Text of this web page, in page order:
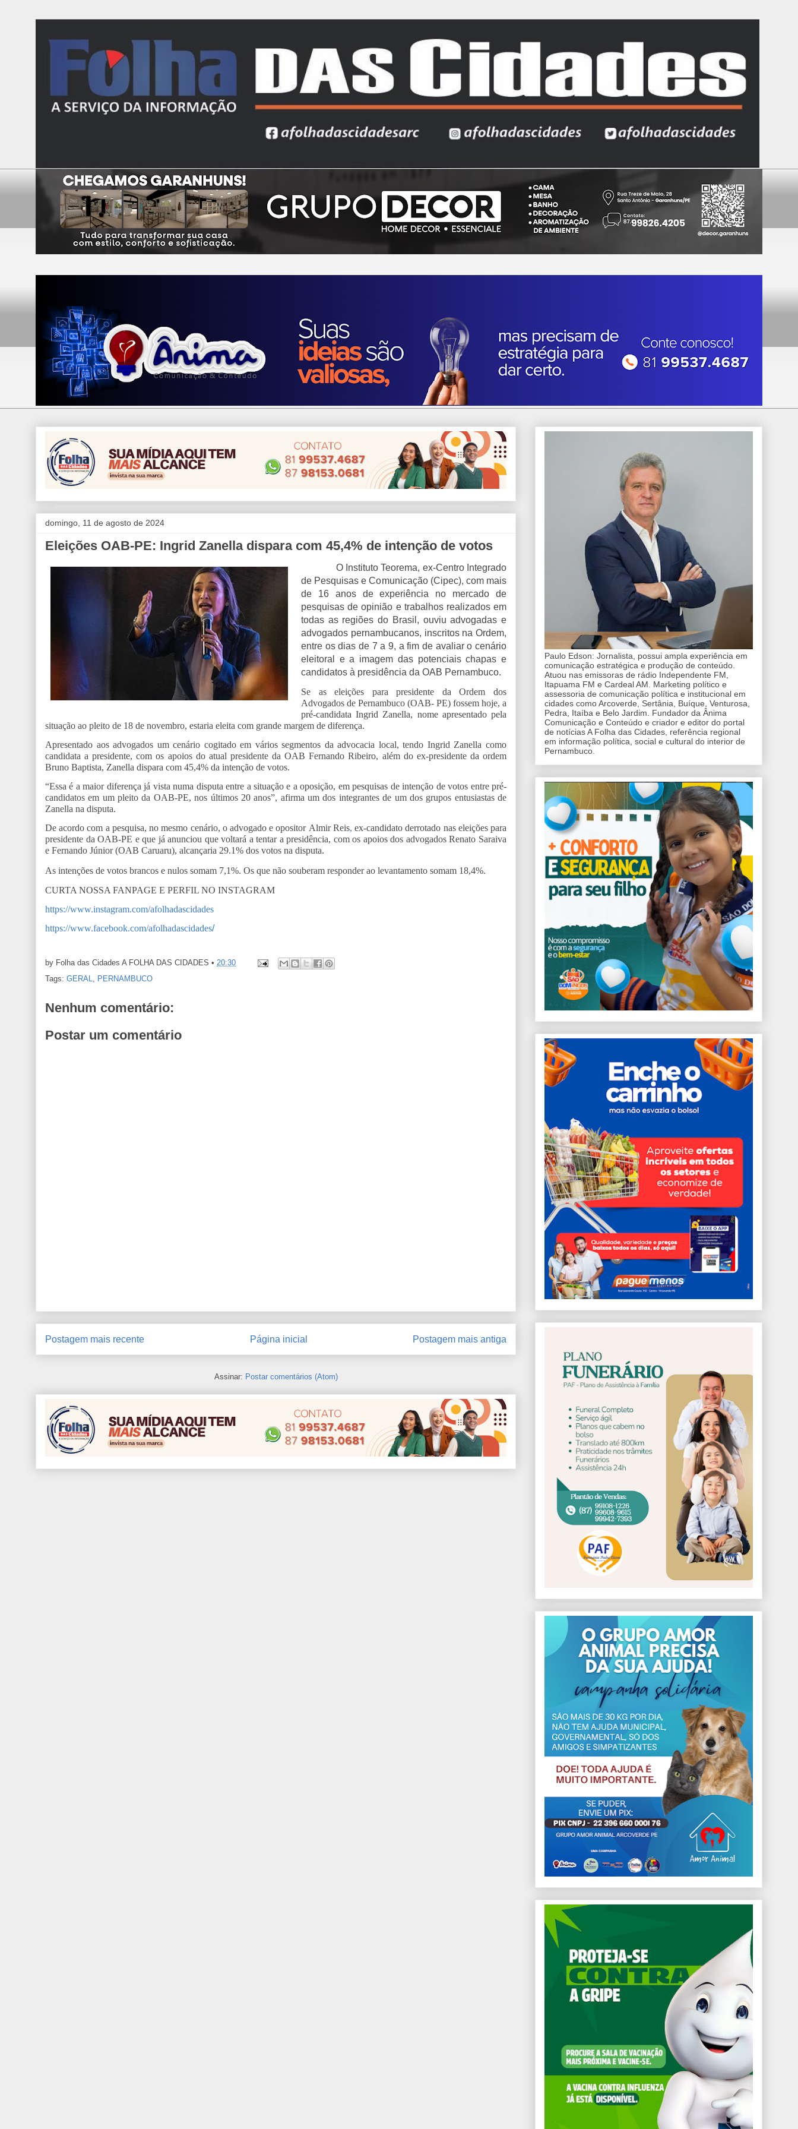
domingo, 11 de agosto de 2024
Eleições OAB-PE: Ingrid Zanella dispara com 45,4% de intenção de votos
O Instituto Teorema, ex-Centro Integrado
de Pesquisas e Comunicação (Cipec), com mais
de 16 anos de experiência no mercado de
pesquisas de opinião e trabalhos realizados em
todas as regiões do Brasil, ouviu advogadas e
advogados pernambucanos, inscritos na Ordem,
entre os dias de 7 a 9, a fim de avaliar o cenário
eleitoral e a imagem das potenciais chapas e
candidatos à presidência da OAB Pernambuco.
Se as eleições para presidente da Ordem dos
Advogados de Pernambuco (OAB- PE) fossem hoje, a
pré-candidata Ingrid Zanella, nome apresentado pela
situação ao pleito de 18 de novembro, estaria eleita com grande margem de diferença.
Apresentado aos advogados um cenário cogitado em vários segmentos da advocacia local, tendo Ingrid Zanella como
candidata a presidente, com os apoios do atual presidente da OAB Fernando Ribeiro, além do ex-presidente da ordem
Bruno Baptista, Zanella dispara com 45,4% da intenção de votos.
“Essa é a maior diferença já vista numa disputa entre a situação e a oposição, em pesquisas de intenção de votos entre pré-
candidatos em um pleito da OAB-PE, nos últimos 20 anos”, afirma um dos integrantes de um dos grupos entusiastas de
Zanella na disputa.
De acordo com a pesquisa, no mesmo cenário, o advogado e opositor Almir Reis, ex-candidato derrotado nas eleições para
presidente da OAB-PE e que já anunciou que voltará a tentar a presidência, com os apoios dos advogados Renato Saraiva
e Fernando Júnior (OAB Caruaru), alcançaria 29.1% dos votos na disputa.
As intenções de votos brancos e nulos somam 7,1%. Os que não souberam responder ao levantamento somam 18,4%.
CURTA NOSSA FANPAGE E PERFIL NO INSTAGRAM
https://www.instagram.com/afolhadascidades
https://www.facebook.com/afolhadascidades/
by Folha das Cidades A FOLHA DAS CIDADES • 20:30
Tags: GERAL, PERNAMBUCO
Nenhum comentário:
Postar um comentário
Postagem mais recente Postagem mais antiga
Página inicial
Assinar: Postar comentários (Atom)
Paulo Edson: Jornalista, possui ampla experiência em
comunicação estratégica e produção de conteúdo.
Atuou nas emissoras de rádio Independente FM,
Itapuama FM e Cardeal AM. Marketing político e
assessoria de comunicação política e institucional em
cidades como Arcoverde, Sertânia, Buíque, Venturosa,
Pedra, Itaíba e Belo Jardim. Fundador da Ânima
Comunicação e Conteúdo e criador e editor do portal
de notícias A Folha das Cidades, referência regional
em informação política, social e cultural do interior de
Pernambuco.